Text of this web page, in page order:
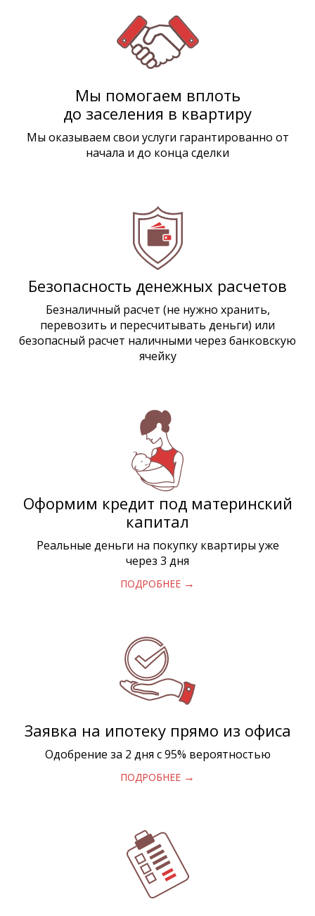
Мы помогаем вплоть
до заселения в квартиру
Мы оказываем свои услуги гарантированно от
начала и до конца сделки
Безопасность денежных расчетов
Безналичный расчет (не нужно хранить,
перевозить и пересчитывать деньги) или
безопасный расчет наличными через банковскую
ячейку
Оформим кредит под материнский
капитал
Реальные деньги на покупку квартиры уже
через 3 дня
ПОДРОБНЕЕ →
Заявка на ипотеку прямо из офиса
Одобрение за 2 дня с 95% вероятностью
ПОДРОБНЕЕ →